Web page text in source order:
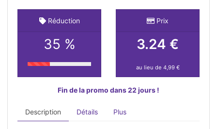
Réduction
35 %
Prix
3.24 €
au lieu de 4,99 €
Fin de la promo dans 22 jours !
Description Détails Plus